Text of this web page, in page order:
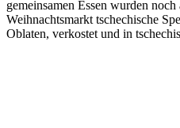
gemeinsamen Essen wurden
Weihnachtsmarkt tschechische
Oblaten, verkostet und in